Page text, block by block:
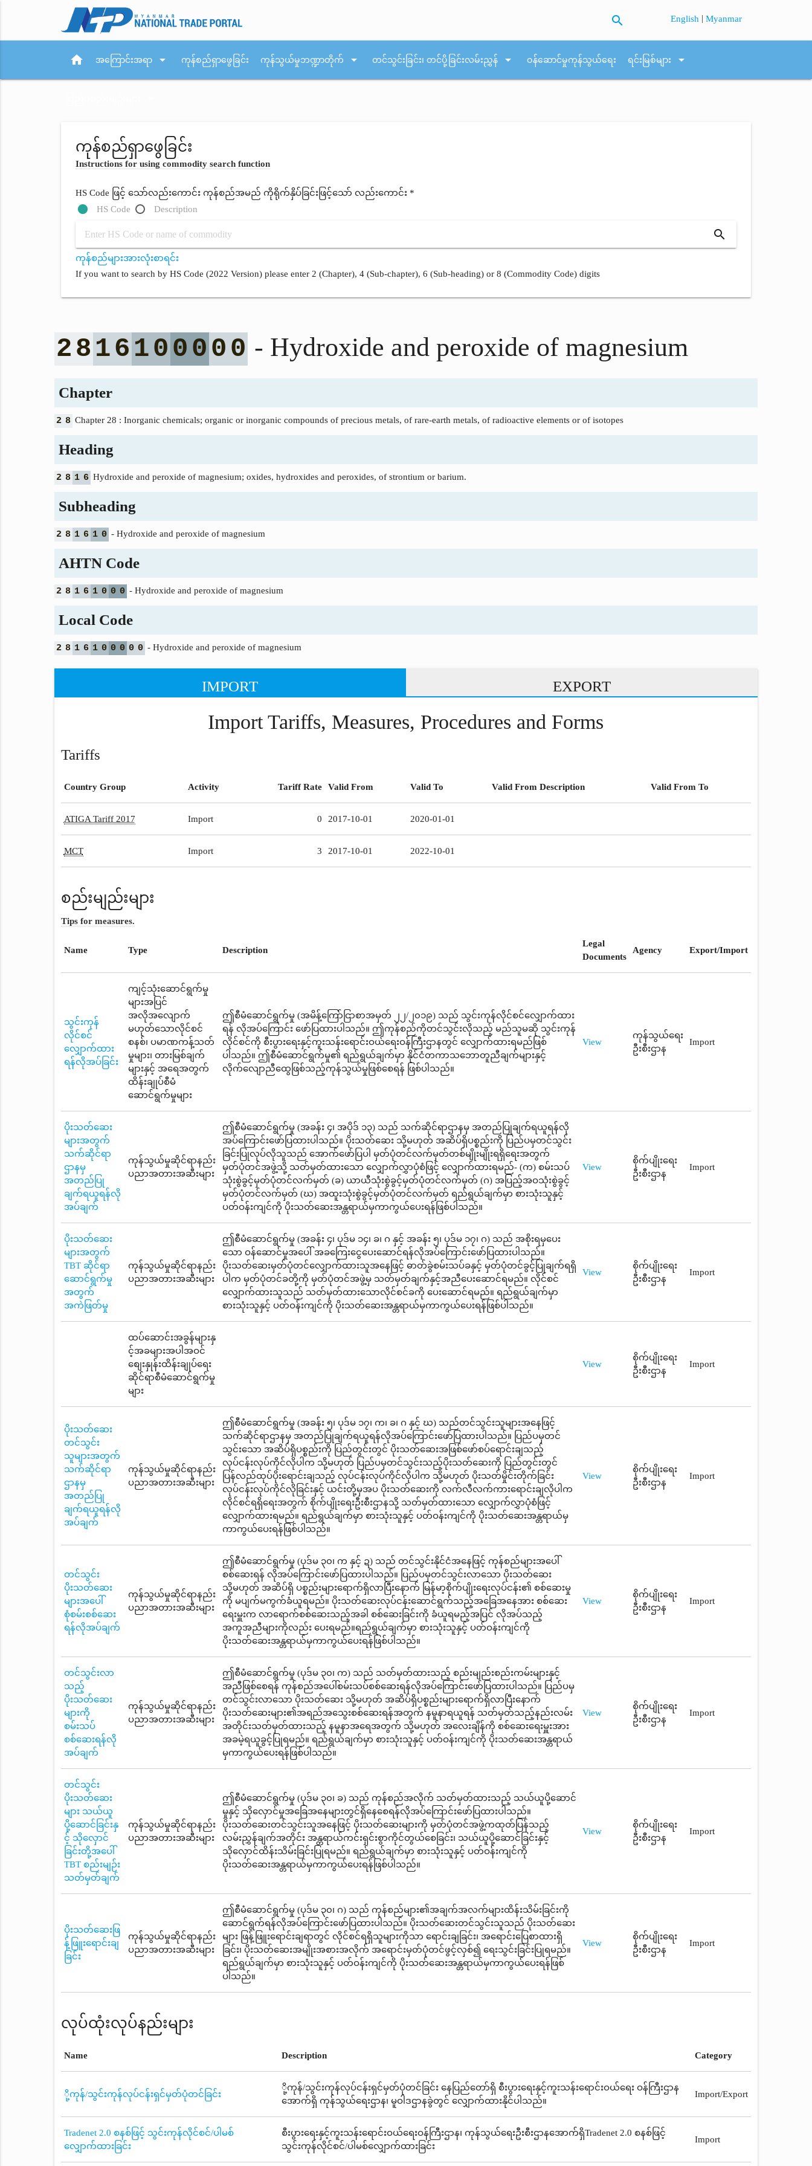
search English |Myanmar
home အကြောင်းအရာ arrow_drop_down ကုန်စည်ရှာဖွေခြင်း ကုန်သွယ်မှုဘဏ္ဍာတိုက် arrow_drop_down တင်သွင်းခြင်း၊ တင်ပို့ခြင်းလမ်းညွှန် arrow_drop_down ဝန်ဆောင်မှုကုန်သွယ်ရေး ရင်းမြစ်များ arrow_drop_down
ကုန်စည်ရှာဖွေခြင်း
Instructions for using commodity search function
HS Code ဖြင့် သော်လည်းကောင်း ကုန်စည်အမည် ကိုရိုက်နှိပ်ခြင်းဖြင့်သော် လည်းကောင်း *
HS Code
Description
search
ကုန်စည်များအားလုံးစာရင်း
If you want to search by HS Code (2022 Version) please enter 2 (Chapter), 4 (Sub-chapter), 6 (Sub-heading) or 8 (Commodity Code) digits
2 8 16 10 0 0 0 0 - Hydroxide and peroxide of magnesium
Chapter
2 8 Chapter 28 : Inorganic chemicals; organic or inorganic compounds of precious metals, of rare-earth metals, of radioactive elements or of isotopes
Heading
2 8 1 6 Hydroxide and peroxide of magnesium; oxides, hydroxides and peroxides, of strontium or barium.
Subheading
2 8 1 6 1 0 - Hydroxide and peroxide of magnesium
AHTN Code
2 8 1 6 1 0 0 0 - Hydroxide and peroxide of magnesium
Local Code
2 8 1 6 1 0 0 0 0 0 - Hydroxide and peroxide of magnesium
IMPORT EXPORT
Import Tariffs, Measures, Procedures and Forms
Tariffs
Country Group Activity Tariff Rate Valid From Valid To Valid From Description Valid From To
ATIGA Tariff 2017 Import 0 2017-10-01 2020-01-01
MCT Import 3 2017-10-01 2022-10-01
စည်းမျည်းများ
Tips for measures.
Name Type Description
Legal
Documents
Agency Export/Import
သွင်းကုန်
လိုင်စင်
လျှောက်ထား
ရန်လိုအပ်ခြင်း
ကျင့်သုံးဆောင်ရွက်မှု
များအပြင်
အလိုအလျောက်
မဟုတ်သောလိုင်စင်
စနစ်၊ ပမာဏကန့်သတ်
မှုများ၊ တားမြစ်ချက်
များနှင့် အရေအတွက်
ထိန်းချုပ်စီမံ
ဆောင်ရွက်မှုများ
ဤစီမံဆောင်ရွက်မှု (အမိန့်ကြော်ငြာစာအမှတ် ၂၂/၂၀၁၉) သည် သွင်းကုန်လိုင်စင်လျှောက်ထား
ရန် လိုအပ်ကြောင်း ဖော်ပြထားပါသည်။ ဤကုန်စည်ကိုတင်သွင်းလိုသည့် မည်သူမဆို သွင်းကုန်
လိုင်စင်ကို စီးပွားရေးနှင့်ကူးသန်းရောင်းဝယ်ရေးဝန်ကြီးဌာနတွင် လျှောက်ထားရမည်ဖြစ်
ပါသည်။ ဤစီမံဆောင်ရွက်မှု၏ ရည်ရွယ်ချက်မှာ နိုင်ငံတကာသဘောတူညီချက်များနှင့်
လိုက်လျောညီထွေဖြစ်သည့်ကုန်သွယ်မှုဖြစ်စေရန် ဖြစ်ပါသည်။
View
ကုန်သွယ်ရေး
ဦးစီးဌာန
Import
ပိုးသတ်ဆေး
များအတွက်
သက်ဆိုင်ရာ
ဌာနမှ
အတည်ပြု
ချက်ရယူရန်လို
အပ်ချက်
ကုန်သွယ်မှုဆိုင်ရာနည်း
ပညာအတားအဆီးများ
ဤစီမံဆောင်ရွက်မှု (အခန်း ၄၊ အပိုဒ် ၁၃) သည် သက်ဆိုင်ရာဌာနမှ အတည်ပြုချက်ရယူရန်လို
အပ်ကြောင်းဖော်ပြထားပါသည်။ ပိုးသတ်ဆေး သို့မဟုတ် အဆိပ်ရှိပစ္စည်းကို ပြည်ပမှတင်သွင်း
ခြင်းပြုလုပ်လိုသူသည် အောက်ဖော်ပြပါ မှတ်ပုံတင်လက်မှတ်တစ်မျိုးမျိုးရရှိရေးအတွက်
မှတ်ပုံတင်အဖွဲ့သို့ သတ်မှတ်ထားသော လျှောက်လွှာပုံစံဖြင့် လျှောက်ထားရမည်- (က) စမ်းသပ်
သုံးစွဲခွင့်မှတ်ပုံတင်လက်မှတ် (ခ) ယာယီသုံးစွဲခွင့်မှတ်ပုံတင်လက်မှတ် (ဂ) အပြည့်အဝသုံးစွဲခွင့်
မှတ်ပုံတင်လက်မှတ် (ဃ) အထူးသုံးစွဲခွင့်မှတ်ပုံတင်လက်မှတ် ရည်ရွယ်ချက်မှာ စားသုံးသူနှင့်
ပတ်ဝန်းကျင်ကို ပိုးသတ်ဆေးအန္တရာယ်မှကာကွယ်ပေးရန်ဖြစ်ပါသည်။
View
စိုက်ပျိုးရေး
ဦးစီးဌာန
Import
ပိုးသတ်ဆေး
များအတွက်
TBT ဆိုင်ရာ
ဆောင်ရွက်မှု
အတွက်
အကဲဖြတ်မှု
ကုန်သွယ်မှုဆိုင်ရာနည်း
ပညာအတားအဆီးများ
ဤစီမံဆောင်ရွက်မှု (အခန်း ၄၊ ပုဒ်မ ၁၄၊ ခ၊ ဂ နှင့် အခန်း ၅၊ ပုဒ်မ ၁၇၊ ဂ) သည် အစိုးရမှပေး
သော ဝန်ဆောင်မှုအပေါ် အခကြေးငွေပေးဆောင်ရန်လိုအပ်ကြောင်းဖော်ပြထားပါသည်။
ပိုးသတ်ဆေးမှတ်ပုံတင်လျှောက်ထားသူအနေဖြင့် ဓာတ်ခွဲစမ်းသပ်ခနှင့် မှတ်ပုံတင်ခွင့်ပြုချက်ရရှိ
ပါက မှတ်ပုံတင်ခတို့ကို မှတ်ပုံတင်အဖွဲ့မှ သတ်မှတ်ချက်နှင့်အညီပေးဆောင်ရမည်။ လိုင်စင်
လျှောက်ထားသူသည် သတ်မှတ်ထားသောလိုင်စင်ခကို ပေးဆောင်ရမည်။ ရည်ရွယ်ချက်မှာ
စားသုံးသူနှင့် ပတ်ဝန်းကျင်ကို ပိုးသတ်ဆေးအန္တရာယ်မှကာကွယ်ပေးရန်ဖြစ်ပါသည်။
View
စိုက်ပျိုးရေး
ဦးစီးဌာန
Import
ထပ်ဆောင်းအခွန်များနှ
င့်အခများအပါအဝင်
စျေးနှုန်းထိန်းချုပ်ရေး
ဆိုင်ရာစီမံဆောင်ရွက်မှု
များ
View
စိုက်ပျိုးရေး
ဦးစီးဌာန
Import
ပိုးသတ်ဆေး
တင်သွင်း
သူများအတွက်
သက်ဆိုင်ရာ
ဌာနမှ
အတည်ပြု
ချက်ရယူရန်လို
အပ်ချက်
ကုန်သွယ်မှုဆိုင်ရာနည်း
ပညာအတားအဆီးများ
ဤစီမံဆောင်ရွက်မှု (အခန်း ၅၊ ပုဒ်မ ၁၇၊ က၊ ခ၊ ဂ နှင့် ဃ) သည်တင်သွင်းသူများအနေဖြင့်
သက်ဆိုင်ရာဌာနမှ အတည်ပြုချက်ရယူရန်လိုအပ်ကြောင်းဖော်ပြထားပါသည်။ ပြည်ပမှတင်
သွင်းသော အဆိပ်ရှိပစ္စည်းကို ပြည်တွင်းတွင် ပိုးသတ်ဆေးအဖြစ်ဖော်စပ်ရောင်းချသည့်
လုပ်ငန်းလုပ်ကိုင်လိုပါက သို့မဟုတ် ပြည်ပမှတင်သွင်းသည့်ပိုးသတ်ဆေးကို ပြည်တွင်းတွင်
ပြန်လည်ထုပ်ပိုးရောင်းချသည့် လုပ်ငန်းလုပ်ကိုင်လိုပါက သို့မဟုတ် ပိုးသတ်မှိုင်းတိုက်ခြင်း
လုပ်ငန်းလုပ်ကိုင်လိုခြင်းနှင့် ယင်းတို့မှအပ ပိုးသတ်ဆေးကို လက်လီလက်ကားရောင်းချလိုပါက
လိုင်စင်ရရှိရေးအတွက် စိုက်ပျိုးရေးဦးစီးဌာနသို့ သတ်မှတ်ထားသော လျှောက်လွှာပုံစံဖြင့်
လျှောက်ထားရမည်။ ရည်ရွယ်ချက်မှာ စားသုံးသူနှင့် ပတ်ဝန်းကျင်ကို ပိုးသတ်ဆေးအန္တရာယ်မှ
ကာကွယ်ပေးရန်ဖြစ်ပါသည်။
View
စိုက်ပျိုးရေး
ဦးစီးဌာန
Import
တင်သွင်း
ပိုးသတ်ဆေး
များအပေါ်
စုံစမ်းစစ်ဆေး
ရန်လိုအပ်ချက်
ကုန်သွယ်မှုဆိုင်ရာနည်း
ပညာအတားအဆီးများ
ဤစီမံဆောင်ရွက်မှု (ပုဒ်မ ၃၀၊ က နှင့် ဍ) သည် တင်သွင်းနိုင်ငံအနေဖြင့် ကုန်စည်များအပေါ်
စစ်ဆေးရန် လိုအပ်ကြောင်းဖော်ပြထားပါသည်။ ပြည်ပမှတင်သွင်းလာသော ပိုးသတ်ဆေး
သို့မဟုတ် အဆိပ်ရှိ ပစ္စည်းများရောက်ရှိလာပြီးနောက် မြန်မာ့စိုက်ပျိုးရေးလုပ်ငန်း၏ စစ်ဆေးမှု
ကို မပျက်မကွက်ခံယူရမည်။ ပိုးသတ်ဆေးလုပ်ငန်းဆောင်ရွက်သည့်အခြေအနေအား စစ်ဆေး
ရေးမှူးက လာရောက်စစ်ဆေးသည့်အခါ စစ်ဆေးခြင်းကို ခံယူရမည့်အပြင် လိုအပ်သည့်
အကူအညီများကိုလည်း ပေးရမည်။ရည်ရွယ်ချက်မှာ စားသုံးသူနှင့် ပတ်ဝန်းကျင်ကို
ပိုးသတ်ဆေးအန္တရာယ်မှကာကွယ်ပေးရန်ဖြစ်ပါသည်။
View
စိုက်ပျိုးရေး
ဦးစီးဌာန
Import
တင်သွင်းလာ
သည့်
ပိုးသတ်ဆေး
များကို
စမ်းသပ်
စစ်ဆေးရန်လို
အပ်ချက်
ကုန်သွယ်မှုဆိုင်ရာနည်း
ပညာအတားအဆီးများ
ဤစီမံဆောင်ရွက်မှု (ပုဒ်မ ၃၀၊ က) သည် သတ်မှတ်ထားသည့် စည်းမျည်းစည်းကမ်းများနှင့်
အညီဖြစ်စေရန် ကုန်စည်အပေါ်စမ်းသပ်စစ်ဆေးရန်လိုအပ်ကြောင်းဖော်ပြထားပါသည်။ ပြည်ပမှ
တင်သွင်းလာသော ပိုးသတ်ဆေး သို့မဟုတ် အဆိပ်ရှိပစ္စည်းများရောက်ရှိလာပြီးနောက်
ပိုးသတ်ဆေးများ၏အရည်အသွေးစစ်ဆေးရန်အတွက် နမူနာရယူရန် သတ်မှတ်သည့်နည်းလမ်း
အတိုင်းသတ်မှတ်ထားသည့် နမူနာအရေအတွက် သို့မဟုတ် အလေးချိန်ကို စစ်ဆေးရေးမှူးအား
အခမဲ့ရယူခွင့်ပြုရမည်။ ရည်ရွယ်ချက်မှာ စားသုံးသူနှင့် ပတ်ဝန်းကျင်ကို ပိုးသတ်ဆေးအန္တရာယ်
မှကာကွယ်ပေးရန်ဖြစ်ပါသည်။
View
စိုက်ပျိုးရေး
ဦးစီးဌာန
Import
တင်သွင်း
ပိုးသတ်ဆေး
များ သယ်ယူ
ပို့ဆောင်ခြင်းနှ
င့် သိုလှောင်
ခြင်းတို့အပေါ်
TBT စည်းမျဉ်း
သတ်မှတ်ချက်
ကုန်သွယ်မှုဆိုင်ရာနည်း
ပညာအတားအဆီးများ
ဤစီမံဆောင်ရွက်မှု (ပုဒ်မ ၃၀၊ ခ) သည် ကုန်စည်အလိုက် သတ်မှတ်ထားသည့် သယ်ယူပို့ဆောင်
မှုနှင့် သိုလှောင်မှုအခြေအနေများတွင်ရှိနေစေရန်လိုအပ်ကြောင်းဖော်ပြထားပါသည်။
ပိုးသတ်ဆေးတင်သွင်းသူအနေဖြင့် ပိုးသတ်ဆေးများကို မှတ်ပုံတင်အဖွဲ့ကထုတ်ပြန်သည့်
လမ်းညွှန်ချက်အတိုင်း အန္တရာယ်ကင်းရှင်းစွာကိုင်တွယ်စေခြင်း၊ သယ်ယူပို့ဆောင်ခြင်းနှင့်
သိုလှောင်ထိန်းသိမ်းခြင်းပြုရမည်။ ရည်ရွယ်ချက်မှာ စားသုံးသူနှင့် ပတ်ဝန်းကျင်ကို
ပိုးသတ်ဆေးအန္တရာယ်မှကာကွယ်ပေးရန်ဖြစ်ပါသည်။
View
စိုက်ပျိုးရေး
ဦးစီးဌာန
Import
ပိုးသတ်ဆေးဖြ
န့်ဖြူးရောင်းချ
ခြင်း
ကုန်သွယ်မှုဆိုင်ရာနည်း
ပညာအတားအဆီးများ
ဤစီမံဆောင်ရွက်မှု (ပုဒ်မ ၃၀၊ ဂ) သည် ကုန်စည်များ၏အချက်အလက်များထိန်းသိမ်းခြင်းကို
ဆောင်ရွက်ရန်လိုအပ်ကြောင်းဖော်ပြထားပါသည်။ ပိုးသတ်ဆေးတင်သွင်းသူသည် ပိုးသတ်ဆေး
များ ဖြန့်ဖြူးရောင်းချရာတွင် လိုင်စင်ရရှိသူများကိုသာ ရောင်းချခြင်း၊ အရောင်းပြေစာထားရှိ
ခြင်း၊ ပိုးသတ်ဆေးအမျိုးအစားအလိုက် အရောင်းမှတ်ပုံတင်ဖွင့်လှစ်၍ ရေးသွင်းခြင်းပြုရမည်။
ရည်ရွယ်ချက်မှာ စားသုံးသူနှင့် ပတ်ဝန်းကျင်ကို ပိုးသတ်ဆေးအန္တရာယ်မှကာကွယ်ပေးရန်ဖြစ်
ပါသည်။
View
စိုက်ပျိုးရေး
ဦးစီးဌာန
Import
လုပ်ထုံးလုပ်နည်းများ
Name Description Category
ို့ကုန်/သွင်းကုန်လုပ်ငန်းရှင်မှတ်ပုံတင်ခြင်း
ို့ကုန်/သွင်းကုန်လုပ်ငန်းရှင်မှတ်ပုံတင်ခြင်း နေပြည်တော်ရှိ စီးပွားရေးနှင့်ကူးသန်းရောင်းဝယ်ရေး ဝန်ကြီးဌာန
အောက်ရှိ ကုန်သွယ်ရေးဌာန၊ မူဝါဒဌာနခွဲတွင် လျှောက်ထားနိုင်ပါသည်။
Import/Export
Tradenet 2.0 စနစ်ဖြင့် သွင်းကုန်လိုင်စင်/ပါမစ်
လျှောက်ထားခြင်း
စီးပွားရေးနှင့်ကူးသန်းရောင်းဝယ်ရေးဝန်ကြီးဌာန၊ ကုန်သွယ်ရေးဦးစီးဌာနအောက်ရှိTradenet 2.0 စနစ်ဖြင့်
သွင်းကုန်လိုင်စင်/ပါမစ်လျှောက်ထားခြင်း
Import